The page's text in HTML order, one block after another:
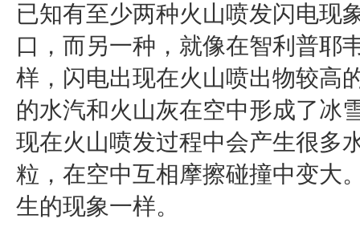
已知有至少两种火山喷发闪电现
口，而另一种，就像在智利普耶
样，闪电出现在火山喷出物较高
的水汽和火山灰在空中形成了冰
现在火山喷发过程中会产生很多
粒，在空中互相摩擦碰撞中变大
生的现象一样。